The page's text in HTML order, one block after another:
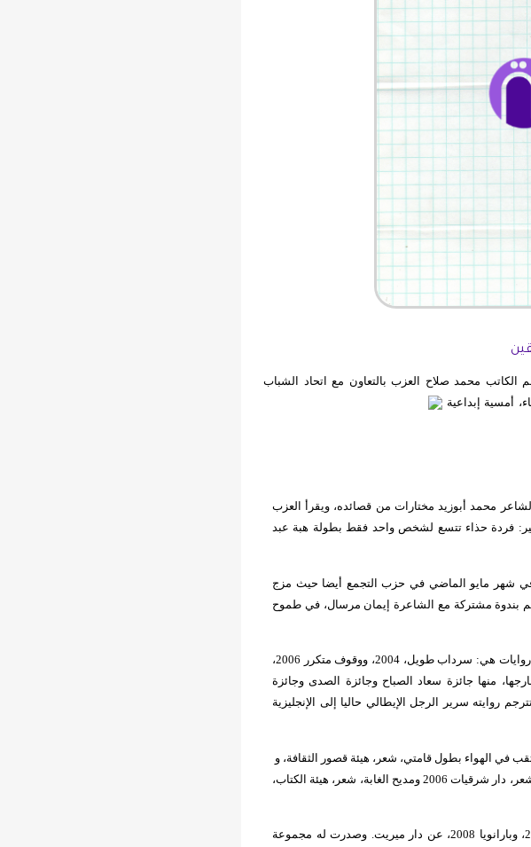
الكاتب محمد صلاح العزب بالتعاون مع اتحاد الشباب
مساء، أمسية إبداعية
محمد أبوزيد مختارات من قصائده، ويقرأ العزب
فردة حذاء تتسع لشخص واحد فقط بطولة هبة عبد
في شهر مايو الماضي في حزب التجمع أيضا حيث مزج
بندوة مشتركة مع الشاعرة إيمان مرسال، في طموح
محمد صلاح العزب له مجموعة قصصية هي “لونه أزرق بطريقة محزنة” 2003، و3 روايات هي: سرداب طويل، 2004، ووقوف متكرر 2006،
مصر وخارجها، منها جائزة سعاد الصباح وجائزة الصدى وجائزة
روايته سرير الرجل الإيطالي حاليا إلى الإنجليزية
في الهواء بطول قامتي، شعر، هيئة قصور الثقافة، و
2005 وقوم جلوس حولهم ماء، شعر، دار شرقيات 2006 ومديح الغابة، شعر، هيئة الكتاب،
محمد خير، شاعر وقاصّ، صدر له ديوانان بالعامية المصرية هما ليل خارجي 2002، وبارانويا 2008، عن دار ميريت. وصدرت له مجموعة